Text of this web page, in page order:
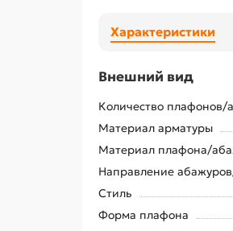
Характеристики
Внешний вид
Количество плафонов/
Материал арматуры
Материал плафона/
Направление
Стиль
Форма плафона